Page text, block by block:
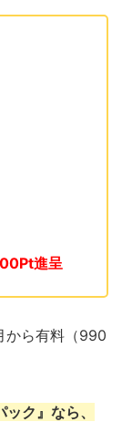
進呈
から有料（990
ク』なら、